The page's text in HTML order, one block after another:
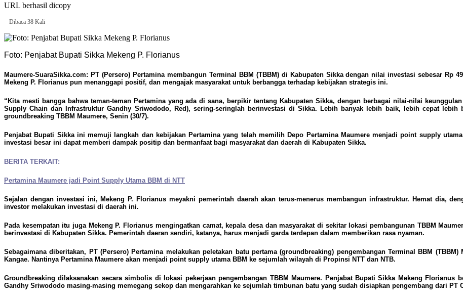
URL berhasil dicopy
Dibaca 38 Kali
Foto: Penjabat Bupati Sikka Mekeng P. Florianus
Maumere-SuaraSikka.com: PT (Persero) Pertamina membangun Terminal BBM (TBBM) di Kabupaten Sikka dengan nilai investasi sebesar Rp
Mekeng P. Florianus pun menanggapi positif, dan mengajak masyarakat untuk berbangga terhadap kebijakan strategis ini.
“Kita mesti bangga bahwa teman-teman Pertamina yang ada di sana, berpikir tentang Kabupaten Sikka, dengan berbagai nilai-nilai
Supply Chain dan Infrastruktur Gandhy Sriwododo, Red), sering-seringlah berinvestasi di Sikka. Lebih banyak lebih baik, lebih cepat lebih
groundbreaking TBBM Maumere, Senin (30/7).
Penjabat Bupati Sikka ini memuji langkah dan kebijakan Pertamina yang telah memilih Depo Pertamina Maumere menjadi point supply
investasi besar ini dapat memberi dampak positip dan bermanfaat bagi masyarakat dan daerah di Kabupaten Sikka.
BERITA TERKAIT:
Pertamina Maumere jadi Point Supply Utama BBM di NTT
Sejalan dengan investasi ini, Mekeng P. Florianus meyakni pemerintah daerah akan terus-menerus membangun infrastruktur. Hemat dia,
investor melakukan investasi di daerah ini.
Pada kesempatan itu juga Mekeng P. Florianus mengingatkan camat, kepala desa dan masyarakat di sekitar lokasi pembangunan TBBM
berinvestasi di Kabupaten Sikka. Pemerintah daeran sendiri, katanya, harus menjadi garda terdepan dalam memberikan rasa nyaman.
Sebagaimana diberitakan, PT (Persero) Pertamina melakukan peletakan batu pertama (groundbreaking) pengembangan Terminal BBM
Kangae. Nantinya Pertamina Maumere akan menjadi point supply utama BBM ke sejumlah wilayah di Propinsi NTT dan NTB.
Groundbreaking dilaksanakan secara simbolis di lokasi pekerjaan pengembangan TBBM Maumere. Penjabat Bupati Sikka Mekeng
Gandhy Sriwododo masing-masing memegang sekop dan mengarahkan ke sejumlah timbunan batu yang sudah disiapkan pengembang dari PT